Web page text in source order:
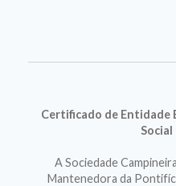
Certificado de Entidade
Social
A Sociedade
Mantenedora da